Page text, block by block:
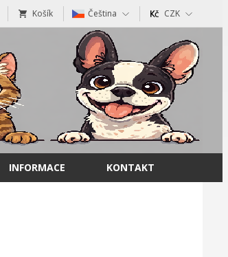
Košík Čeština CZK
INFORMACE KONTAKT